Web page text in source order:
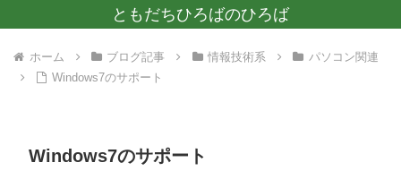
ともだちひろばのひろば
ホーム ブログ記事 情報技術系
パソコン関連
Windows7のサポート
Windows7のサポート